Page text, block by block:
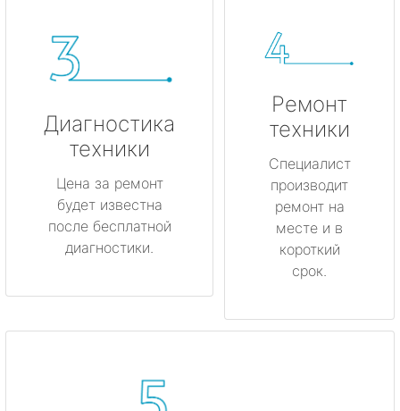
Диагностика
техники
Цена за ремонт
будет известна
после бесплатной
диагностики.
Ремонт
техники
Специалист
производит
ремонт на
месте и в
короткий
срок.